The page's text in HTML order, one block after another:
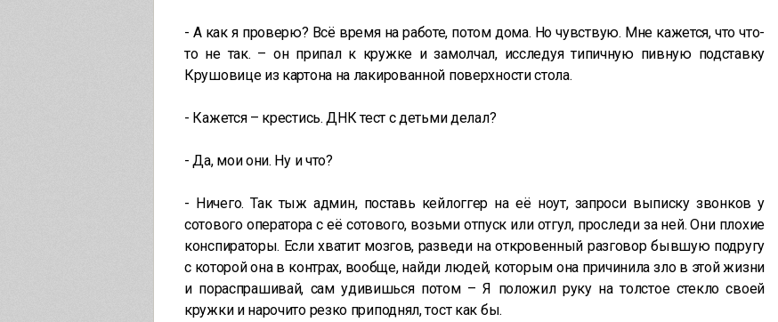
- А как я проверю? Всё время на работе, потом дома. Но чувствую. Мне кажется, что что-
то не так. – он припал к кружке и замолчал, исследуя типичную пивную подставку
Крушовице из картона на лакированной поверхности стола.
- Кажется – крестись. ДНК тест с детьми делал?
- Да, мои они. Ну и что?
- Ничего. Так тыж админ, поставь кейлоггер на её ноут, запроси выписку звонков у
сотового оператора с её сотового, возьми отпуск или отгул, проследи за ней. Они плохие
конспираторы. Если хватит мозгов, разведи на откровенный разговор бывшую подругу
с которой она в контрах, вообще, найди людей, которым она причинила зло в этой жизни
и пораспрашивай, сам удивишься потом – Я положил руку на толстое стекло своей
кружки и нарочито резко приподнял, тост как бы.